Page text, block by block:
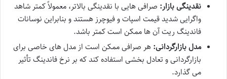
نقدینگی بازار: صرافی هایی با نقدینگی بالاتر، معمولاً کمتر شاهد
واگرایی شدید قیمت اسپات و فیوچرز هستند و بنابراین نوسانات
فاندینگ ریت آن ها ممکن است کمتر باشد.
مدل بازارگردانی: هر صرافی ممکن است از مدل های خاصی برای
بازارگردانی و تعادل بخشی استفاده کند که بر نرخ فاندینگ تأثیر
می گذارد.